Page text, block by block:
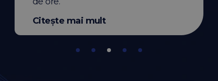
Citește mai mult